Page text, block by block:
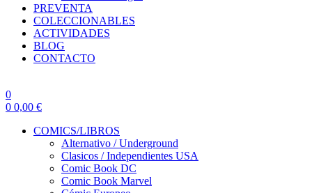
PREVENTA
COLECCIONABLES
ACTIVIDADES
BLOG
CONTACTO
0
0 0,00 €
COMICS/LIBROS
Alternativo / Underground
Clasicos / Independientes USA
Comic Book DC
Comic Book Marvel